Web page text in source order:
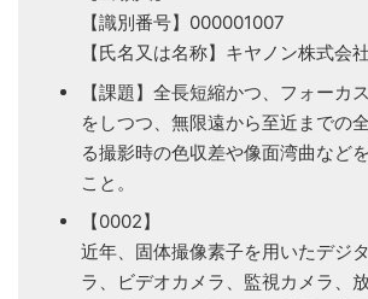
【識別番号】000001007
【氏名又は名称】キヤノン株式会社
【課題】全長短縮かつ、フォーカ
をしつつ、無限遠から至近までの
る撮影時の色収差や像面湾曲など
こと。
【0002】
近年、固体撮像素子を用いたデジ
ラ、ビデオカメラ、監視カメラ、